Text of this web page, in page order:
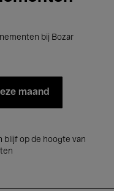
bij Bozar
maand
blijf op de hoogte van